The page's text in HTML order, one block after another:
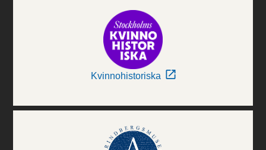
Kvinnohistoriska